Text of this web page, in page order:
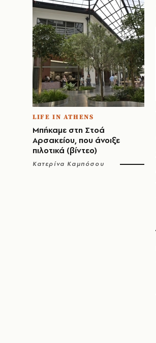
LIFE IN ATHENS
Μπήκαμε στη Στοά
Αρσακείου, που άνοιξε
πιλοτικά (βίντεο)
Κατερίνα Καμπόσου